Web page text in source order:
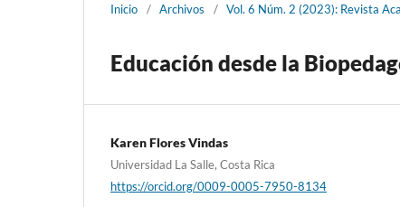
Inicio / Archivos / Vol. 6 Núm. 2 (2023): Revista
Educación desde la
Karen Flores Vindas
Universidad La Salle, Costa Rica
https://orcid.org/0009-0005-7950-8134